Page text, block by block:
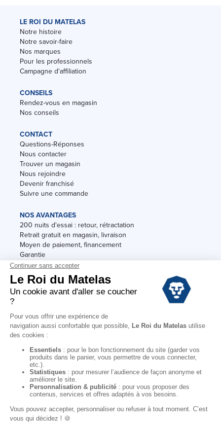
LE ROI DU MATELAS
Notre histoire
Notre savoir-faire
Nos marques
Pour les professionnels
Campagne d'affiliation
CONSEILS
Rendez-vous en magasin
Nos conseils
CONTACT
Questions-Réponses
Nous contacter
Trouver un magasin
Nous rejoindre
Devenir franchisé
Suivre une commande
NOS AVANTAGES
200 nuits d'essai : retour, rétractation
Retrait gratuit en magasin, livraison
Moyen de paiement, financement
Garantie
Conditions des offres
Black Friday
Soldes
Conditions Générales de vente magasin
Conditions Générales de vente internet
Mentions Légales
Données personnelles
Codes promo Le Roi du Matelas